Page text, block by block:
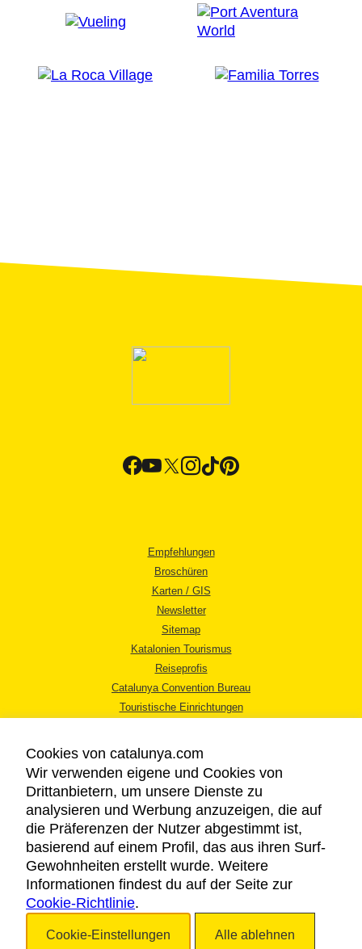
Empfehlungen
Broschüren
Karten / GIS
Newsletter
Sitemap
Katalonien Tourismus
Reiseprofis
Catalunya Convention Bureau
Touristische Einrichtungen
RECHTLICHER HINWEIS
DATENSCHUTZICHTLINIE
COOKIES
BARRIEREFREIHEIT
Cookies von catalunya.com
Wir verwenden eigene und Cookies von
Drittanbietern, um unsere Dienste zu
analysieren und Werbung anzuzeigen, die auf
die Präferenzen der Nutzer abgestimmt ist,
basierend auf einem Profil, das aus ihren Surf-
Gewohnheiten erstellt wurde. Weitere
Informationen findest du auf der Seite zur
Cookie-Richtlinie.
Cookie-Einstellungen Alle ablehnen